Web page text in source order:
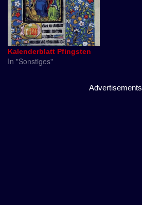
Kalenderblatt Pfingsten
In "Sonstiges"
Advertisements